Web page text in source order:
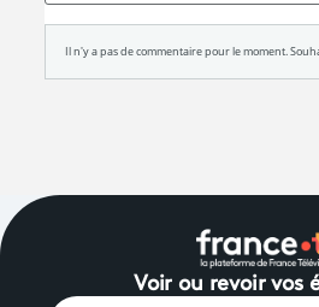
Voir ou revoir vos